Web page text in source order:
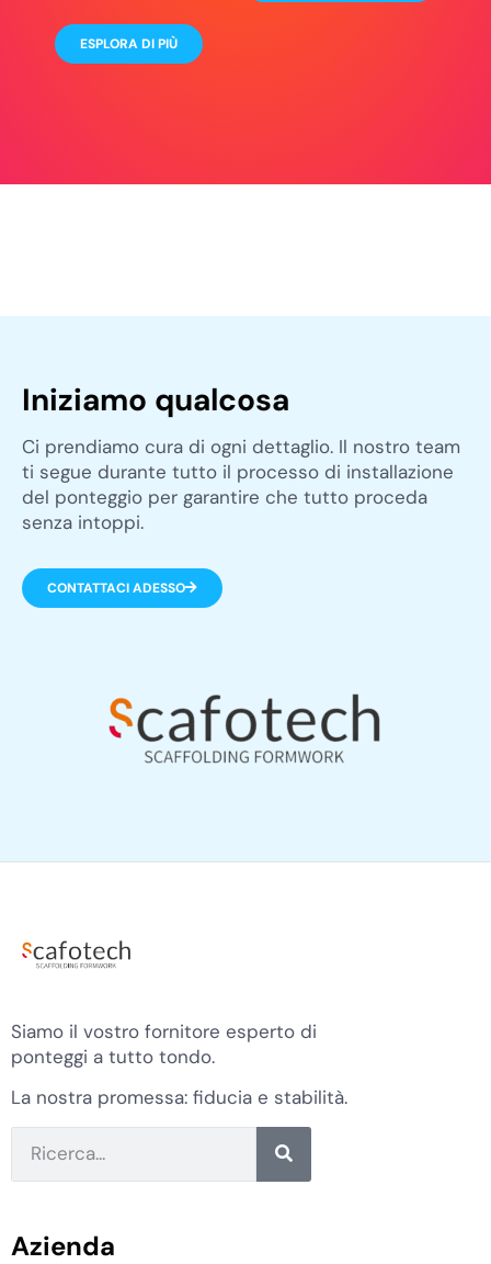
ESPLORA DI PIÙ
Iniziamo qualcosa
Ci prendiamo cura di ogni dettaglio. Il nostro team
ti segue durante tutto il processo di installazione
del ponteggio per garantire che tutto proceda
senza intoppi.
CONTATTACI ADESSO
Siamo il vostro fornitore esperto di
ponteggi a tutto tondo.
La nostra promessa: fiducia e stabilità.
Azienda